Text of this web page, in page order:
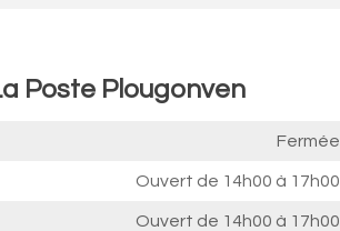
Poste Plougonven
Fermée
Ouvert de 14h00 à 17h00
Ouvert de 14h00 à 17h00